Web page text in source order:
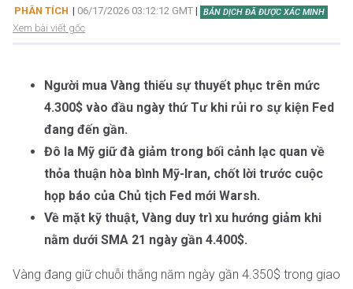
PHÂN TÍCH | 06/17/2026 03:12:12 GMT | BẢN DỊCH ĐÃ ĐƯỢC XÁC MINH
Xem bài viết gốc
Người mua Vàng thiếu sự thuyết phục trên mức
4.300$ vào đầu ngày thứ Tư khi rủi ro sự kiện Fed
đang đến gần.
Đô la Mỹ giữ đà giảm trong bối cảnh lạc quan về
thỏa thuận hòa bình Mỹ-Iran, chốt lời trước cuộc
họp báo của Chủ tịch Fed mới Warsh.
Về mặt kỹ thuật, Vàng duy trì xu hướng giảm khi
nằm dưới SMA 21 ngày gần 4.400$.
Vàng đang giữ chuỗi thắng năm ngày gần 4.350$ trong giao